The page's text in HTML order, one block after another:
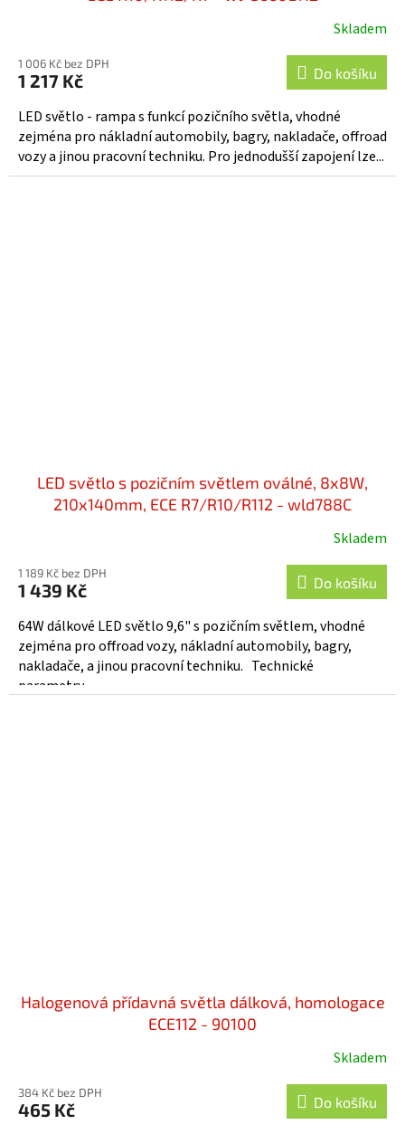
Skladem
1 006 Kč bez DPH
1 217 Kč Do košíku
LED světlo - rampa s funkcí pozičního světla, vhodné
zejména pro nákladní automobily, bagry, nakladače, offroad
vozy a jinou pracovní techniku. Pro jednodušší zapojení lze...
LED světlo s pozičním světlem oválné, 8x8W,
210x140mm, ECE R7/R10/R112 - wld788C
produktu
je
5,0
z
5
hvězdiček.
Skladem
1 189 Kč bez DPH
1 439 Kč Do košíku
64W dálkové LED světlo 9,6" s pozičním světlem, vhodné
zejména pro offroad vozy, nákladní automobily, bagry,
nakladače, a jinou pracovní techniku. Technické
parametry...
Halogenová přídavná světla dálková, homologace
ECE112 - 90100
Skladem
384 Kč bez DPH
465 Kč Do košíku